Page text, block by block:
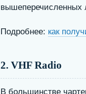
вышеперечисленных
Подробнее: как
2. VHF Radio
В большинстве